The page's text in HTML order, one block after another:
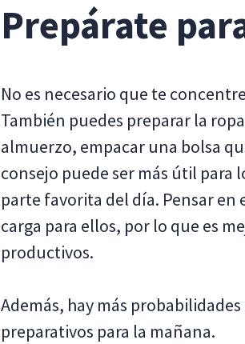
Prepárate
No es necesario que te
También puedes preparar la
almuerzo, empacar una bolsa
consejo puede ser más útil para
parte favorita del día. Pensar en
carga para ellos, por lo que es
productivos.
Además, hay más
preparativos para la mañana.